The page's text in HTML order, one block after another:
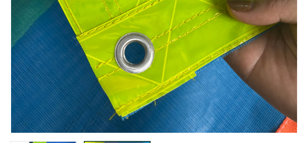
Mã giảm giá:
Ngày hết hạn: